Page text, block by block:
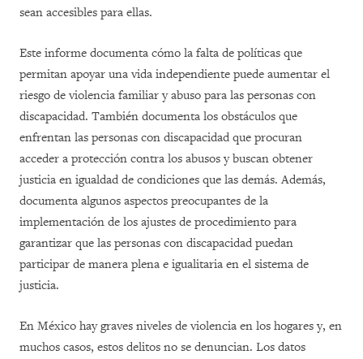
sean accesibles para ellas.
Este informe documenta cómo la falta de políticas que
permitan apoyar una vida independiente puede aumentar el
riesgo de violencia familiar y abuso para las personas con
discapacidad. También documenta los obstáculos que
enfrentan las personas con discapacidad que procuran
acceder a protección contra los abusos y buscan obtener
justicia en igualdad de condiciones que las demás. Además,
documenta algunos aspectos preocupantes de la
implementación de los ajustes de procedimiento para
garantizar que las personas con discapacidad puedan
participar de manera plena e igualitaria en el sistema de
justicia.
En México hay graves niveles de violencia en los hogares y, en
muchos casos, estos delitos no se denuncian. Los datos